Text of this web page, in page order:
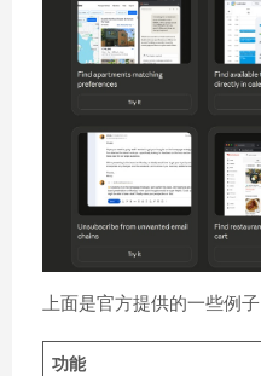
上面是官方提供的一些例子
功能